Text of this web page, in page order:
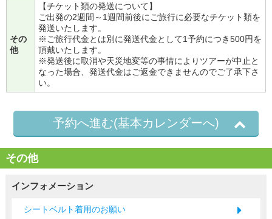
その
他
【チケット類の発送について】
ご出発の2週間～1週間前後にご旅行に必要なチケット類を
発送いたします。
※ご旅行代金とは別に発送代金として1予約につき500円を
頂戴いたします。
※発送後に取消や天災地変等の事情によりツアーが中止と
なった場合、発送代金はご返金できませんのでご了承下さ
い。
予約へ進む(基本カレンダーへ)
その他
インフォメーション
シートベルト着用のお願い